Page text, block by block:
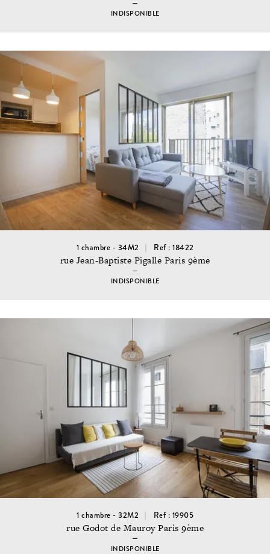
INDISPONIBLE
1 chambre - 34M2 Ref : 18422
rue Jean-Baptiste Pigalle Paris 9ème
INDISPONIBLE
1 chambre - 32M2 Ref : 19905
rue Godot de Mauroy Paris 9ème
INDISPONIBLE